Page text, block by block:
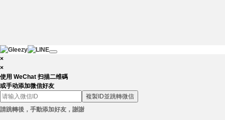
×
×
使用 WeChat 扫描二维碼
或手动添加微信好友
複製ID並跳轉微信
請跳轉後，手動添加好友，謝謝